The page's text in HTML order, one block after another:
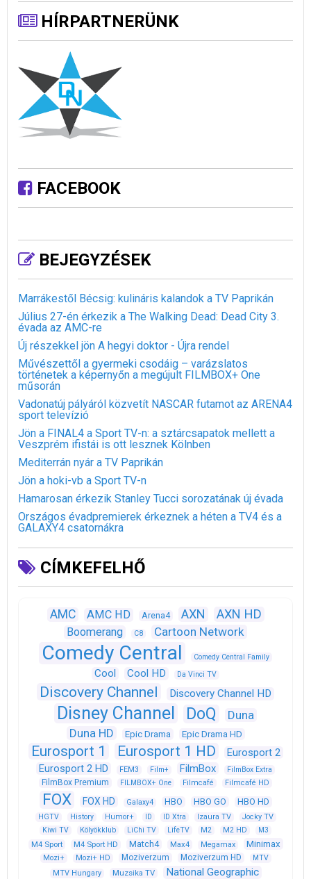
HÍRPARTNERÜNK
FACEBOOK
BEJEGYZÉSEK
Marrákestől Bécsig: kulináris kalandok a TV Paprikán
Július 27-én érkezik a The Walking Dead: Dead City 3.
évada az AMC-re
Új részekkel jön A hegyi doktor - Újra rendel
Művészettől a gyermeki csodáig – varázslatos
történetek a képernyőn a megújult FILMBOX+ One
műsorán
Vadonatúj pályáról közvetít NASCAR futamot az ARENA4
sport televízió
Jön a FINAL4 a Sport TV-n: a sztárcsapatok mellett a
Veszprém ifistái is ott lesznek Kölnben
Mediterrán nyár a TV Paprikán
Jön a hoki-vb a Sport TV-n
Hamarosan érkezik Stanley Tucci sorozatának új évada
Országos évadpremierek érkeznek a héten a TV4 és a
GALAXY4 csatornákra
CÍMKEFELHŐ
AMC AMC HD Arena4 AXN AXN HD
Boomerang C8 Cartoon Network
Comedy Central Comedy Central Family
Cool Cool HD Da Vinci TV
Discovery Channel Discovery Channel HD
Disney Channel DoQ
Duna
Duna HD
Epic Drama Epic Drama HD
Eurosport 1 Eurosport 1 HD
Eurosport 2
Eurosport 2 HD
FEM3 Film+ FilmBox FilmBox Extra
FilmBox Premium FILMBOX+ One Filmcafé Filmcafé HD
FOX FOX HD Galaxy4 HBO HBO GO HBO HD
HGTV History Humor+ ID ID Xtra Izaura TV
Jocky TV
Kiwi TV
Kölyökklub LiChi TV LifeTV M2 M2 HD M3
M4 Sport M4 Sport HD Match4 Max4 Megamax Minimax
Mozi+ Mozi+ HD Moziverzum Moziverzum HD
MTV
MTV Hungary
Muzsika TV National Geographic